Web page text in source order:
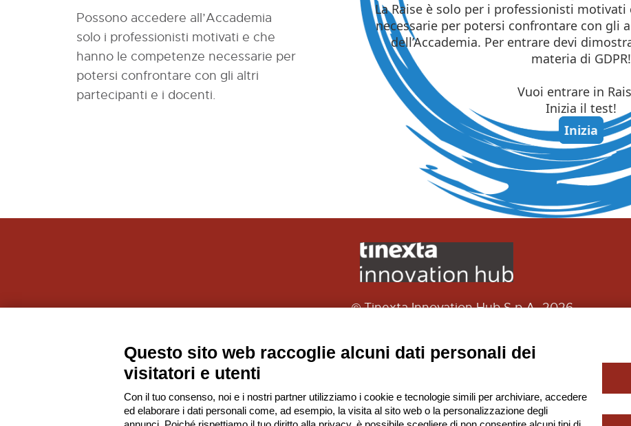
Possono accedere all’Accademia
solo i professionisti motivati e che
hanno le competenze necessarie per
potersi confrontare con gli altri
partecipanti e i docenti.
© Tinexta Innovation Hub S.p.A. 2026
Società soggetta alla Direzione e Coordinamento di Tinexta
Privacy Policy
Questo sito web raccoglie alcuni dati personali dei
visitatori e utenti
Con il tuo consenso, noi e i nostri partner utilizziamo i cookie e tecnologie simili per archiviare, accedere
ed elaborare i dati personali come, ad esempio, la visita al sito web o la personalizzazione degli